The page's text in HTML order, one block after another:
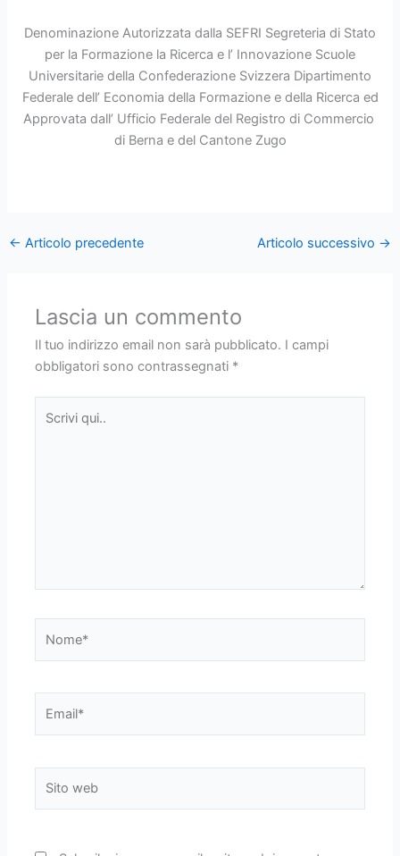
Denominazione Autorizzata dalla SEFRI Segreteria di Stato
per la Formazione la Ricerca e l’ Innovazione Scuole
Universitarie della Confederazione Svizzera Dipartimento
Federale dell’ Economia della Formazione e della Ricerca ed
Approvata dall’ Ufficio Federale del Registro di Commercio
di Berna e del Cantone Zugo
← Articolo precedente Articolo successivo →
Lascia un commento
Il tuo indirizzo email non sarà pubblicato. I campi
obbligatori sono contrassegnati *
qui..